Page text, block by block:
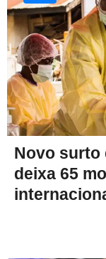
Novo surto
deixa 65